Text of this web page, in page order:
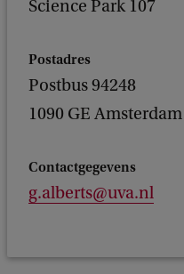
Science Park 107
Postadres
Postbus 94248
1090 GE Amsterdam
Contactgegevens
g.alberts@uva.nl